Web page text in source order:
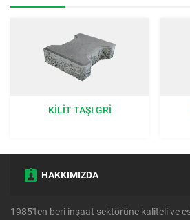
KILIT TAŞI GRI
HAKKIMIZDA
1985'ten beri inşaat sektörüne kaliteli ve